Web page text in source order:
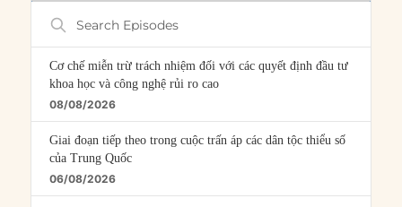
Search
Episodes
Cơ chế miễn trừ trách nhiệm đối với các quyết định đầu tư
khoa học và công nghệ rủi ro cao
08/08/2026
Giai đoạn tiếp theo trong cuộc trấn áp các dân tộc thiểu số
của Trung Quốc
06/08/2026